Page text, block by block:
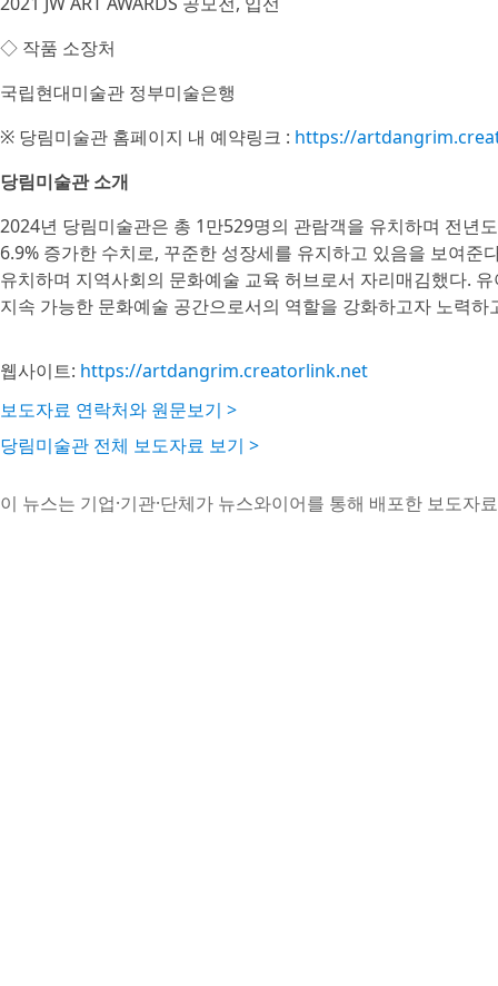
◇ 작품 소장처
국립현대미술관 정부미술은행
※ 당림미술관 홈페이지 내 예약링크 : https://
당림미술관 소개
2024년 당림미술관은 총 1만529명의 관람객을 유치하며 전년
6.9% 증가한 수치로, 꾸준한 성장세를 유지하고 있음을 보여
유치하며 지역사회의 문화예술 교육 허브로서 자리매김했다.
지속 가능한 문화예술 공간으로서의 역할을 강화하고자 노력하
웹사이트: https://artdangrim.creatorlink.net
보도자료 연락처와 원문보기 >
당림미술관 전체 보도자료 보기 >
이 뉴스는 기업·기관·단체가 뉴스와이어를 통해 배포한 보도자